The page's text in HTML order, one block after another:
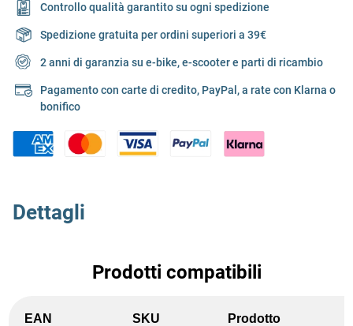
Controllo qualità garantito su ogni spedizione
Spedizione gratuita per ordini superiori a 39€
2 anni di garanzia su e-bike, e-scooter e parti di ricambio
Pagamento con carte di credito, PayPal, a rate con Klarna o
bonifico
Dettagli
Prodotti compatibili
EAN SKU Prodotto